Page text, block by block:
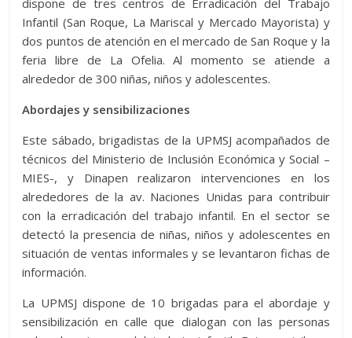
dispone de tres centros de Erradicación del Trabajo
Infantil (San Roque, La Mariscal y Mercado Mayorista) y
dos puntos de atención en el mercado de San Roque y la
feria libre de La Ofelia. Al momento se atiende a
alrededor de 300 niñas, niños y adolescentes.
Abordajes y sensibilizaciones
Este sábado, brigadistas de la UPMSJ acompañados de
técnicos del Ministerio de Inclusión Económica y Social –
MIES-, y Dinapen realizaron intervenciones en los
alrededores de la av. Naciones Unidas para contribuir
con la erradicación del trabajo infantil. En el sector se
detectó la presencia de niñas, niños y adolescentes en
situación de ventas informales y se levantaron fichas de
información.
La UPMSJ dispone de 10 brigadas para el abordaje y
sensibilización en calle que dialogan con las personas